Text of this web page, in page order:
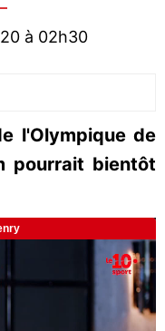
à 02h30
l'Olympique de
pourrait bientôt